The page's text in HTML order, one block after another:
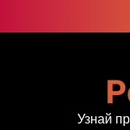
к
Узнай